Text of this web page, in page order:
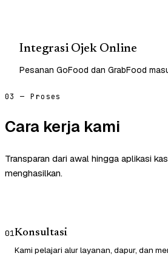
Integrasi Ojek Online
Pesanan GoFood dan GrabFood
03 — Proses
Cara kerja kami
Transparan dari awal hingga aplikasi
menghasilkan.
01Konsultasi
Kami pelajari alur layanan, dapur, dan